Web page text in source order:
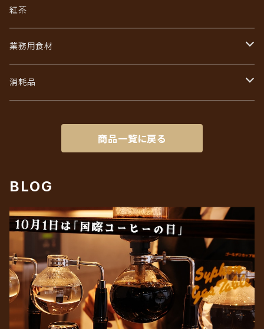
ジュエリーコーヒーシリーズ
あなただけのブレンド
初回限定お試しセット
ワールドコーヒーギフト
コーヒーバッグ（ドリップ）ギフト
インスタントコーヒーギフト
紅茶
業務用食材
フレッシュ・シュガー・ガムシロ
消耗品
商品一覧に戻る
BLOG